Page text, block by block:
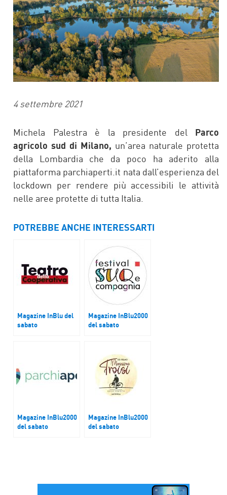
4 settembre 2021
Michela Palestra è la presidente del Parco
agricolo sud di Milano, un’area naturale protetta
della Lombardia che da poco ha aderito alla
piattaforma parchiaperti.it nata dall’esperienza del
lockdown per rendere più accessibili le attività
nelle aree protette di tutta Italia.
POTREBBE ANCHE INTERESSARTI
Magazine InBlu del
sabato
Magazine InBlu2000
del sabato
Magazine InBlu2000
del sabato
Magazine InBlu2000
del sabato